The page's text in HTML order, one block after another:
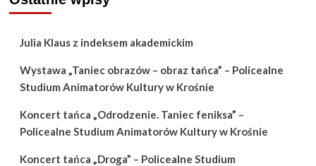
Julia Klaus z indeksem akademickim
Wystawa „Taniec obrazów – obraz tańca” – Policealne
Studium Animatorów Kultury w Krośnie
Koncert tańca „Odrodzenie. Taniec feniksa” –
Policealne Studium Animatorów Kultury w Krośnie
Koncert tańca „Droga” – Policealne Studium